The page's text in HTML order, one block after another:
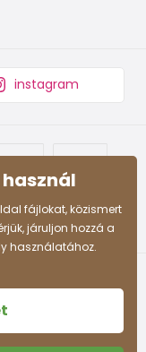
instagram
fájlokat, közismert
járuljon hozzá a
használatához.